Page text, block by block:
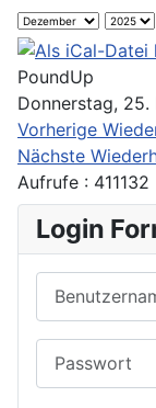
PoundUp
Donnerstag,
Vorherige
Nächste
Aufrufe : 411132
Login